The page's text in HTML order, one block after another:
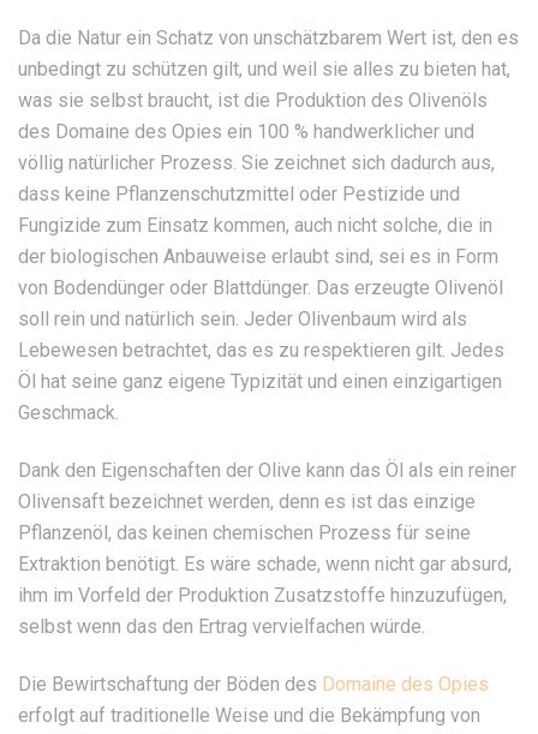
Da die Natur ein Schatz von unschätzbarem Wert ist, den es
unbedingt zu schützen gilt, und weil sie alles zu bieten hat,
was sie selbst braucht, ist die Produktion des Olivenöls
des Domaine des Opies ein 100 % handwerklicher und
völlig natürlicher Prozess. Sie zeichnet sich dadurch aus,
dass keine Pflanzenschutzmittel oder Pestizide und
Fungizide zum Einsatz kommen, auch nicht solche, die in
der biologischen Anbauweise erlaubt sind, sei es in Form
von Bodendünger oder Blattdünger. Das erzeugte Olivenöl
soll rein und natürlich sein. Jeder Olivenbaum wird als
Lebewesen betrachtet, das es zu respektieren gilt. Jedes
Öl hat seine ganz eigene Typizität und einen einzigartigen
Geschmack.
Dank den Eigenschaften der Olive kann das Öl als ein reiner
Olivensaft bezeichnet werden, denn es ist das einzige
Pflanzenöl, das keinen chemischen Prozess für seine
Extraktion benötigt. Es wäre schade, wenn nicht gar absurd,
ihm im Vorfeld der Produktion Zusatzstoffe hinzuzufügen,
selbst wenn das den Ertrag vervielfachen würde.
Die Bewirtschaftung der Böden des Domaine des Opies
erfolgt auf traditionelle Weise und die Bekämpfung von